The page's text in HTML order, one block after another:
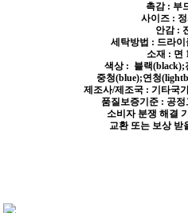
촉감 : 부
사이즈 :
안감 :
세탁방법 : 드라
소재 : 면
색상 : 블랙(black);
중청(blue);연청
제조사/제조국 : 기타국
품질보증기준 : 공정
소비자 분쟁 해결
교환 또는 보상 받